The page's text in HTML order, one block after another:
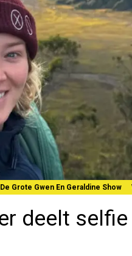
De Grote Gwen En Geraldine Show
deelt